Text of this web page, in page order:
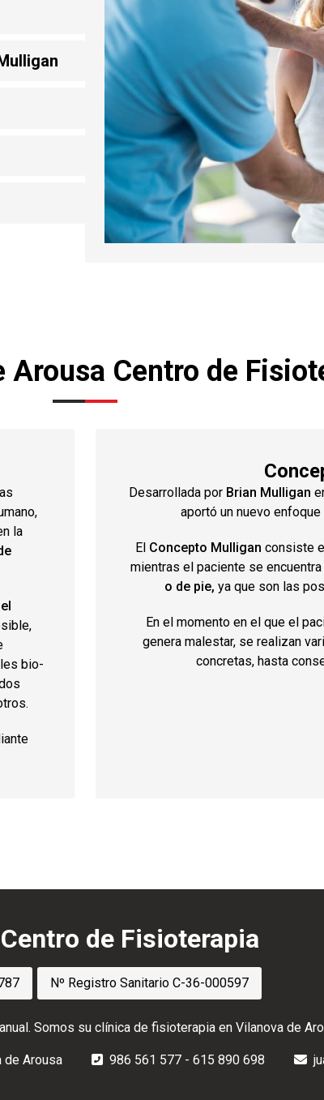
Arousa Centro de
la
bio-
Desarrollada por Brian Mulligan
aportó un nuevo
El Concepto Mulligan consiste
mientras el paciente se encuentra
o de pie, ya que son las
En el momento en el que el
genera malestar, se realizan
concretas, hasta
de Fisioterapia
Nº Registro Sanitario C-36-000597
Somos su clínica de fisioterapia en Vilanova de
de Arousa 986 561 577 - 615 890 698